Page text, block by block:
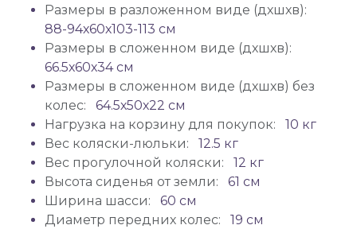
Размеры в разложенном виде (дхшхв):
88-94х60х103-113 см
Размеры в сложенном виде (дхшхв):
66.5х60х34 см
Размеры в сложенном виде (дхшхв) без
колес:
64.5х50х22 см
Нагрузка на корзину для покупок:
10 кг
Вес коляски-люльки:
12.5 кг
Вес прогулочной коляски:
12 кг
Высота сиденья от земли:
61 см
Ширина шасси:
60 см
Диаметр передних колес:
19 см